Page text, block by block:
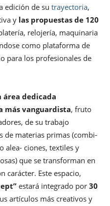
edición de su trayectoria,
y las propuestas de 120
relojería, maquinaria
como plataforma de
para los profesionales de
área dedicada
más vanguardista, fruto
de su trabajo
de materias primas (combi-
alea- ciones, textiles y
que se transforman en
carácter. Este espacio,
estará integrado por 30
artículos más creativos y